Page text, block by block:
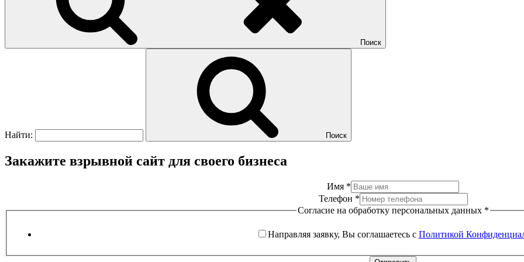
Поиск
Найти: Поиск
Закажите взрывной сайт для своего бизнеса
Имя *
Телефон *
Согласие на обработку персональных данных *
Направляя заявку, Вы соглашаетесь с Политикой